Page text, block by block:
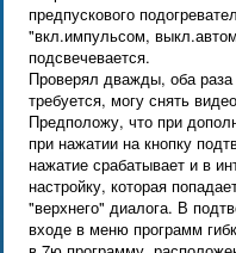
предпускового
"вкл.импульсом,
подсвечевается.
Проверял дважды, оба
требуется, могу снять
Предположу, что при
при нажатии на кнопку
нажатие срабатывает и в
настройку, которая
"верхнего" диалога. В
входе в меню программ